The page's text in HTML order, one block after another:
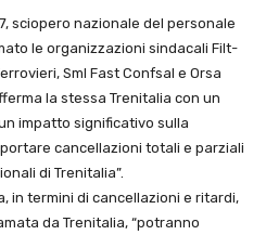
sciopero nazionale del personale
le organizzazioni sindacali Filt-
Sml Fast Confsal e Orsa
la stessa Trenitalia con un
impatto significativo sulla
cancellazioni totali e parziali
di Trenitalia”.
in termini di cancellazioni e ritardi,
da Trenitalia, “potranno